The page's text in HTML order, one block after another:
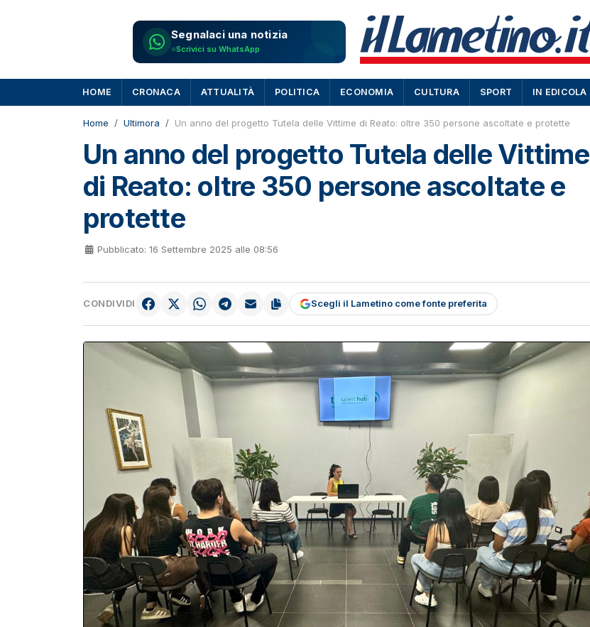
Segnalaci una notizia
Scrivici su WhatsApp
HOME CRONACA ATTUALITÀ POLITICA ECONOMIA CULTURA SPORT IN EDICOLA
Home Ultimora Un anno del progetto Tutela delle Vittime di Reato: oltre 350 persone ascoltate e protette
Un anno del progetto Tutela delle Vittime
di Reato: oltre 350 persone ascoltate e
protette
Pubblicato: 16 Settembre 2025 alle 08:56
CONDIVIDI Scegli il Lametino come fonte preferita